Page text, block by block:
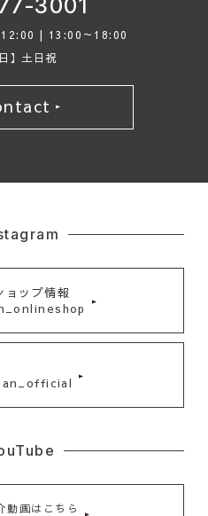
3001
12:00 | 13:00～18:00
】土日祝
ョップ情報
動画はこちら